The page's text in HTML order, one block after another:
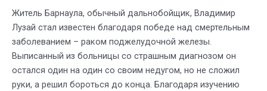
Житель Барнаула, обычный дальнобойщик, Владимир
Лузай стал известен благодаря победе над смертельным
заболеванием – раком поджелудочной железы.
Выписанный из больницы со страшным диагнозом он
остался один на один со своим недугом, но не сложил
руки, а решил бороться до конца. Благодаря изучению